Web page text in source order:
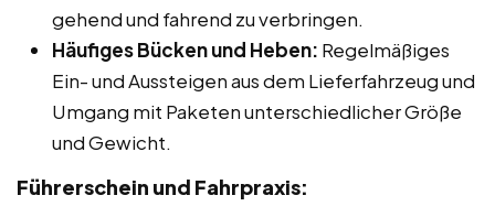
gehend und fahrend zu verbringen.
Häufiges Bücken und Heben: Regelmäßiges
Ein- und Aussteigen aus dem Lieferfahrzeug und
Umgang mit Paketen unterschiedlicher Größe
und Gewicht.
Führerschein und Fahrpraxis: